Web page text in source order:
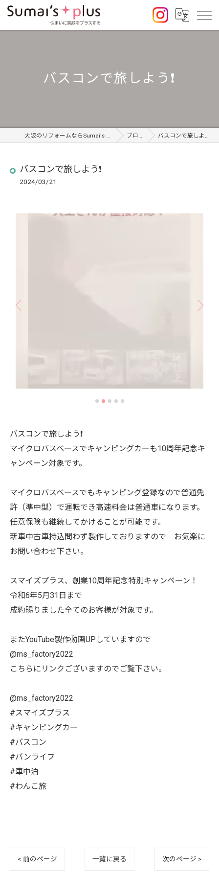
バスコンで旅しよう❗️
大阪のリフォームならSumai's Plus ブログ バスコンで旅しよう❗️
バスコンで旅しよう❗️
2024/03/21
バスコンで旅しよう❗️
マイクロバスベースでキャンピングカーも10周年記念キ
ャンペーン対象です。
マイクロバスベースでもキャンピング登録なので普通免
許（準中型）で運転でき高速料金は普通車になります。
任意保険も継続してかけることが可能です。
新車中古車持込問わず製作しておりますので お気楽に
お問い合わせ下さい。
スマイズプラス、創業10周年記念特別キャンペーン！
令和6年5月31日まで
成約賜りました全てのお客様が対象です。
またYouTube製作動画UPしていますので
@ms_factory2022
こちらにリンクございますのでご覧下さい。
@ms_factory2022
#スマイズプラス
#キャンピングカー
#バスコン
#バンライフ
#車中泊
#わんこ旅
< 前のページ 一覧に戻る 次のページ >